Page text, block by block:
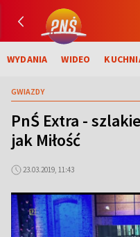
WYDANIA WIDEO
GWIAZDY
PnŚ Extra -
jak Miłość
23.03.2019, 11:43